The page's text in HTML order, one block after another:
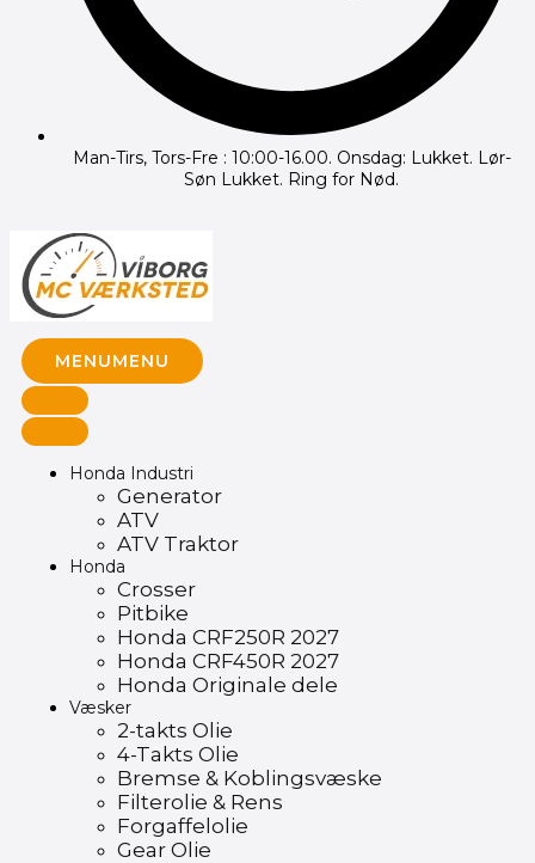
Man-Tirs, Tors-Fre : 10:00-16.00. Onsdag: Lukket. Lør-
Søn Lukket. Ring for Nød.
MENUMENU
Honda Industri
Generator
ATV
ATV Traktor
Honda
Crosser
Pitbike
Honda CRF250R 2027
Honda CRF450R 2027
Honda Originale dele
Væsker
2-takts Olie
4-Takts Olie
Bremse & Koblingsvæske
Filterolie & Rens
Forgaffelolie
Gear Olie